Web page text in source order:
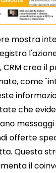
mostra
CRM crea il
come
che
offerte
Questa
il